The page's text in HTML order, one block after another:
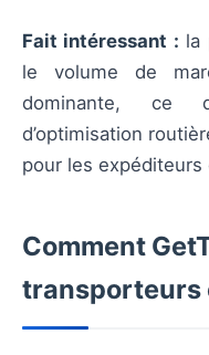
Fait intéressant : la
le volume de
dominante, ce
d’optimisation
pour les
Comment
transporteurs